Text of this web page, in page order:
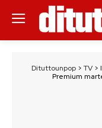
Dituttounpop > TV >
Premium